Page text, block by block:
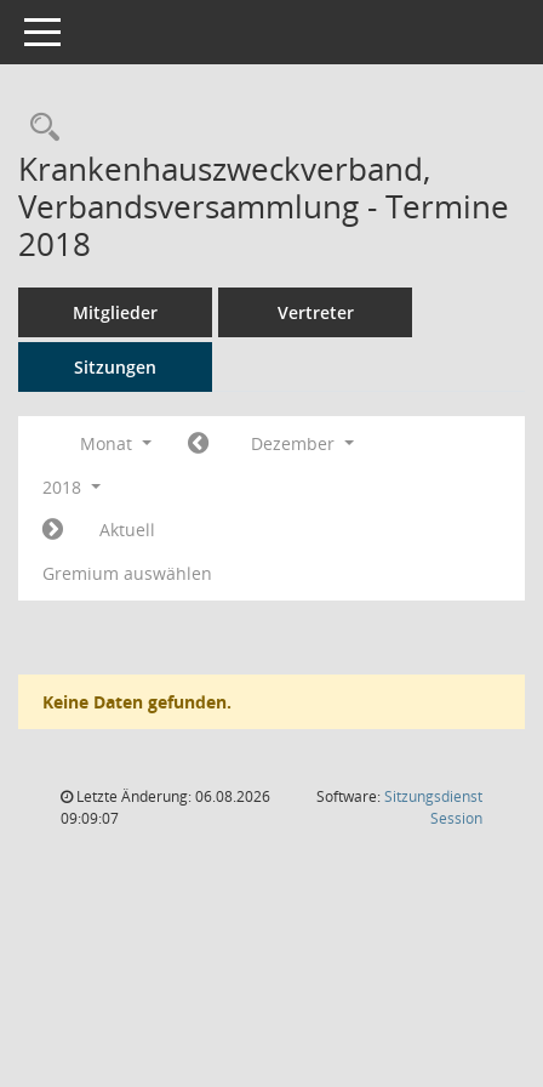
Toggle navigation
Rechercheauswahl
Krankenhauszweckverband,
Verbandsversammlung - Termine
2018
Mitglieder Vertreter
Sitzungen
Monat
Dezember
2018
Aktuell
Gremium auswählen
Keine Daten gefunden.
Letzte Änderung: 06.08.2026
09:09:07
Software:Sitzungsdienst
Session(Wird in